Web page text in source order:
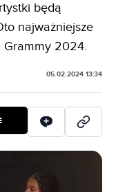
będą
najważniejsze
Grammy 2024.
05.02.2024 13:34